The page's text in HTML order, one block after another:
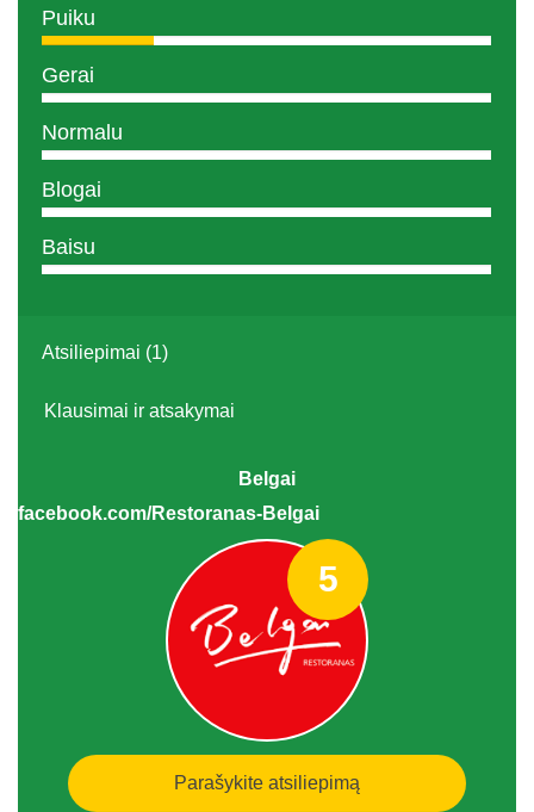
Puiku
Gerai
Normalu
Blogai
Baisu
Atsiliepimai (1)
Klausimai ir atsakymai
Belgai
facebook.com/Restoranas-Belgai
5
Parašykite atsiliepimą